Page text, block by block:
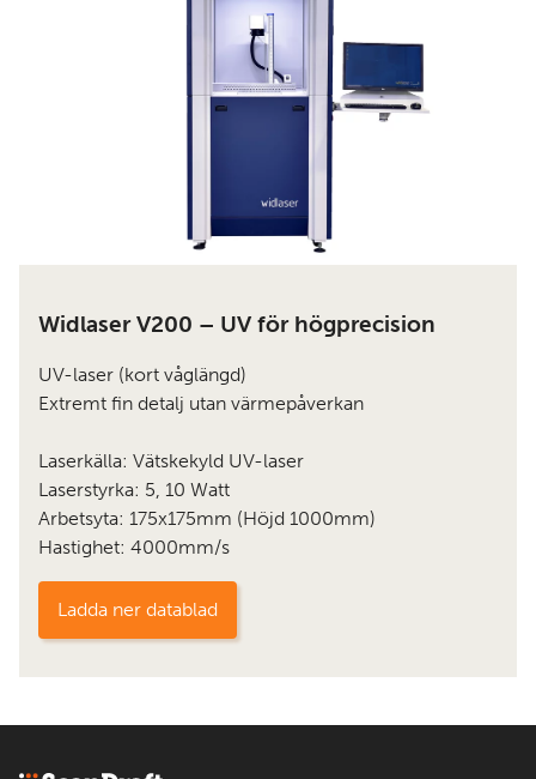
Widlaser V200 – UV för högprecision
UV-laser (kort våglängd)
Extremt fin detalj utan värmepåverkan
Laserkälla: Vätskekyld UV-laser
Laserstyrka: 5, 10 Watt
Arbetsyta: 175x175mm (Höjd 1000mm)
Hastighet: 4000mm/s
Ladda ner datablad